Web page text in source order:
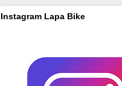
Instagram Lapa Bike